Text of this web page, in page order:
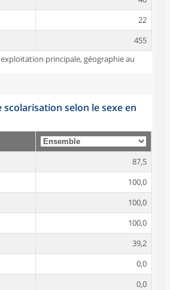
22
455
exploitation principale, géographie au
scolarisation selon le sexe en
87,5
100,0
100,0
100,0
39,2
0,0
0,0